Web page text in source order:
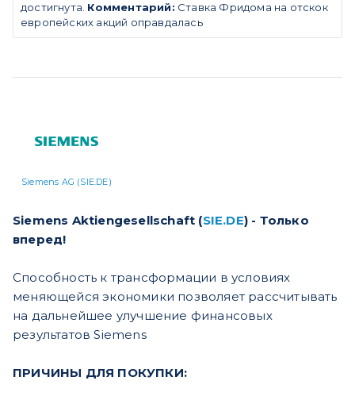
достигнута. Комментарий: Ставка Фридома на отскок
европейских акций оправдалась
Siemens AG (SIE.DE)
Siemens Aktiengesellschaft (SIE.DE) - Только
вперед!
Способность к трансформации в условиях
меняющейся экономики позволяет рассчитывать
на дальнейшее улучшение финансовых
результатов Siemens
ПРИЧИНЫ ДЛЯ ПОКУПКИ: